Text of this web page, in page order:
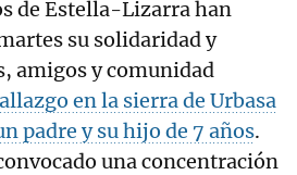
de Estella-Lizarra han
su solidaridad y
amigos y comunidad
en la sierra de Urbasa
padre y su hijo de 7 años.
una concentración